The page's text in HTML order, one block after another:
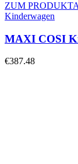
ZUM
Kinderwagen
MAXI COSI
€387.48